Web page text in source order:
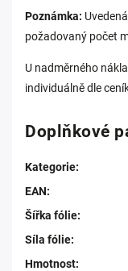
Poznámka:
požadovaný počet
U nadměrného
individuálně dle
Doplňkové
Kategorie:
EAN:
Šířka fólie:
Síla fólie:
Hmotnost: